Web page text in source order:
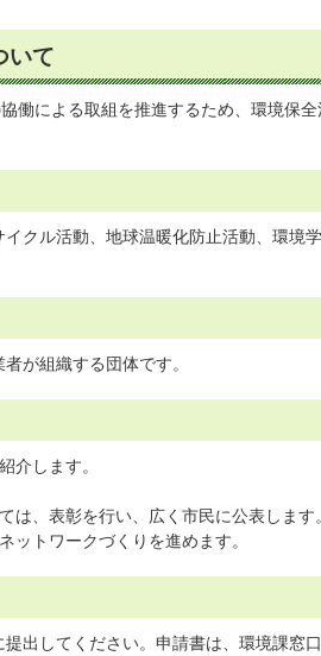
いて
働による取組を推進するため、環境保
クル活動、地球温暖化防止活動、環境
が組織する団体です。
介します。
、表彰を行い、広く市民に公表します。
ットワークづくりを進めます。
出してください。申請書は、環境課窓